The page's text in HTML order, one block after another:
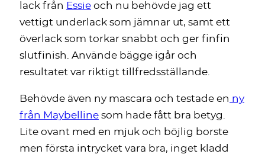
lack från Essie och nu behövde jag ett
vettigt underlack som jämnar ut, samt ett
överlack som torkar snabbt och ger finfin
slutfinish. Använde bägge igår och
resultatet var riktigt tillfredsställande.
Behövde även ny mascara och testade en ny
från Maybelline som hade fått bra betyg.
Lite ovant med en mjuk och böjlig borste
men första intrycket vara bra, inget kladd